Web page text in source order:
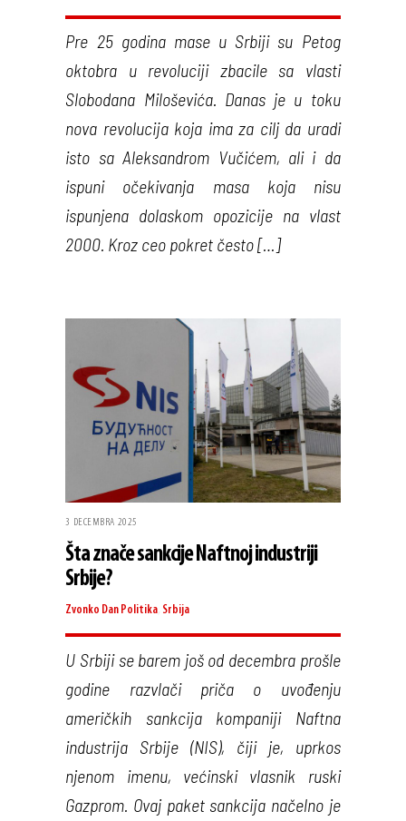
Pre 25 godina mase u Srbiji su Petog
oktobra u revoluciji zbacile sa vlasti
Slobodana Miloševića. Danas je u toku
nova revolucija koja ima za cilj da uradi
isto sa Aleksandrom Vučićem, ali i da
ispuni očekivanja masa koja nisu
ispunjena dolaskom opozicije na vlast
2000. Kroz ceo pokret često […]
3 DECEMBRA 2025
Šta znače sankcije Naftnoj industriji
Srbije?
Zvonko Dan Politika Srbija
U Srbiji se barem još od decembra prošle
godine razvlači priča o uvođenju
američkih sankcija kompaniji Naftna
industrija Srbije (NIS), čiji je, uprkos
njenom imenu, većinski vlasnik ruski
Gazprom. Ovaj paket sankcija načelno je